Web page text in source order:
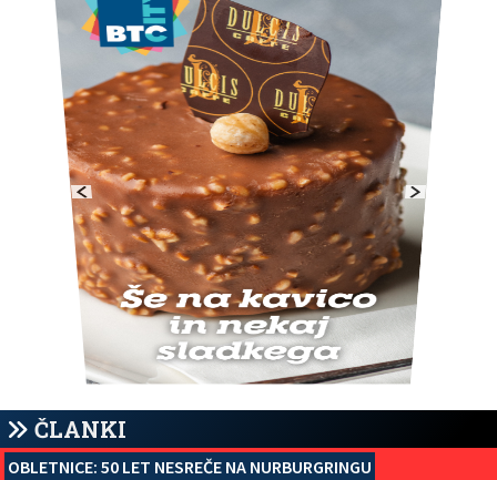
ČLANKI
OBLETNICE: 50 LET NESREČE NA NURBURGRINGU